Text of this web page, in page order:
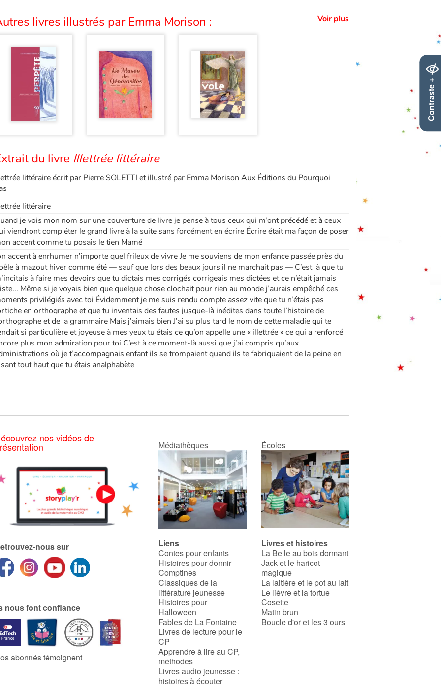
Contraste +
livres illustrés par Emma Morison : Voir plus
du livre Illettrée littéraire
littéraire écrit par Pierre SOLETTI et illustré par Emma Morison Aux Éditions du Pourquoi
littéraire
je vois mon nom sur une couverture de livre je pense à tous ceux qui m’ont précédé et à ceux
viendront compléter le grand livre à la suite sans forcément en écrire Écrire était ma façon de poser
accent comme tu posais le tien Mamé
accent à enrhumer n’importe quel frileux de vivre Je me souviens de mon enfance passée près du
à mazout hiver comme été — sauf que lors des beaux jours il ne marchait pas — C’est là que tu
à faire mes devoirs que tu dictais mes corrigés corrigeais mes dictées et ce n’était jamais
Même si je voyais bien que quelque chose clochait pour rien au monde j’aurais empêché ces
privilégiés avec toi Évidemment je me suis rendu compte assez vite que tu n’étais pas
en orthographe et que tu inventais des fautes jusque-là inédites dans toute l’histoire de
et de la grammaire Mais j’aimais bien J’ai su plus tard le nom de cette maladie qui te
si particulière et joyeuse à mes yeux tu étais ce qu’on appelle une « illettrée » ce qui a renforcé
plus mon admiration pour toi C’est à ce moment-là aussi que j’ai compris qu’aux
où je t’accompagnais enfant ils se trompaient quand ils te fabriquaient de la peine en
tout haut que tu étais analphabète
nos vidéos de
nous sur
nous font confiance
abonnés témoignent
Médiathèques Écoles
Liens
Contes pour enfants
Histoires pour dormir
Comptines
Classiques de la
littérature jeunesse
Histoires pour
Halloween
Fables de La Fontaine
Livres de lecture pour le
CP
Apprendre à lire au CP,
méthodes
Livres audio jeunesse :
histoires à écouter
Livres et histoires
La Belle au bois dormant
Jack et le haricot
magique
La laitière et le pot au lait
Le lièvre et la tortue
Cosette
Matin brun
Boucle d'or et les 3 ours